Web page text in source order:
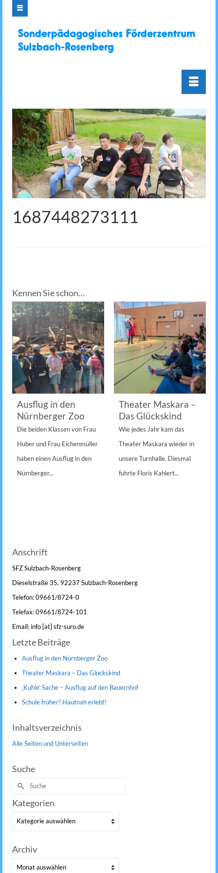
1687448273111
Kennen Sie schon…
Ausflug in den
Nürnberger Zoo
Die beiden Klassen von Frau
Huber und Frau Eichenmüller
haben einen Ausflug in den
Nürnberger...
Theater Maskara –
Das Glückskind
Wie jedes Jahr kam das
Theater Maskara wieder in
unsere Turnhalle. Diesmal
führte Floris Kahlert...
Anschrift
SFZ Sulzbach-Rosenberg
Dieselstraße 35, 92237 Sulzbach-Rosenberg
Telefon: 09661/8724-0
Telefax: 09661/8724-101
Email: info [at] sfz-suro.de
Letzte Beiträge
Ausflug in den Nürnberger Zoo
Theater Maskara – Das Glückskind
‚Kuhle‘ Sache – Ausflug auf den Bauernhof
Schule früher? Hautnah erlebt!
Inhaltsverzeichnis
Alle Seiten und Unterseiten
Suche
Suche
nach:
Kategorien
Kategorien
Archiv
Archiv